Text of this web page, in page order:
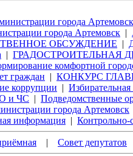
города Артемовск
города Артемовск |
ОБСУЖДЕНИЕ |
| ГРАДОСТРОИТЕЛЬНАЯ
комфортной
граждан | КОНКУРС
коррупции |
и ЧС | Подведомственные
города Артемовск
информация | Контрольно-
| Совет депутатов